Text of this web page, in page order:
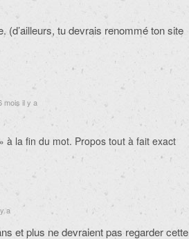
tu devrais renommé ton site
mois il y a
à la fin du mot. Propos tout à fait exact
a
et plus ne devraient pas regarder cette